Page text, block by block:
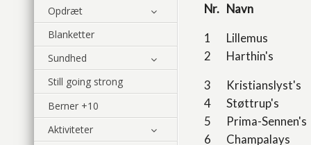
Opdræt
Blanketter
Sundhed
Still going strong
Berner +10
Aktiviteter
Nr. Navn
1
Lillemus
2
Harthin's
3
Kristianslyst's
4
Støttrup's
5
Prima-Sennen's
6
Champalays